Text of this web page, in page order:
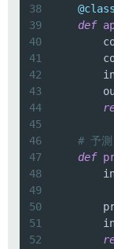
38
39
def
40
41
42
43
44
45
46
# 予測
47
def
48
49
50
51
52